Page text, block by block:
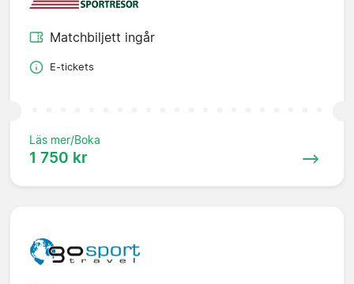
Matchbiljett ingår
E-tickets
Läs mer/Boka
1 750 kr